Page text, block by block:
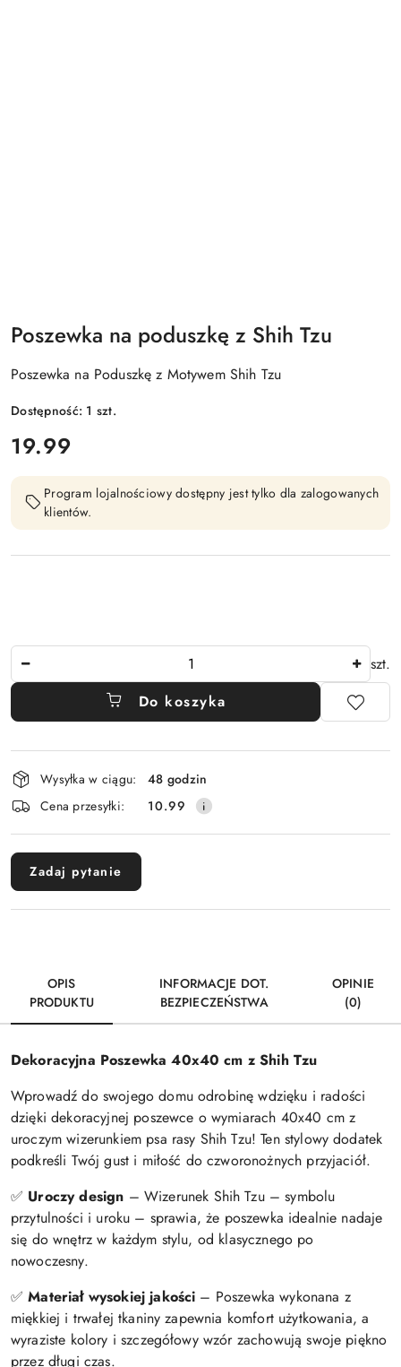
Poszewka na poduszkę z Shih Tzu
Poszewka na Poduszkę z Motywem Shih Tzu
Dostępność: 1 szt.
cena:
19.99
Program lojalnościowy dostępny jest tylko dla zalogowanych
klientów.
szt.
Do koszyka
Dostępność
i
dostawa
Wysyłka w ciągu:
48 godzin
Cena przesyłki:
10.99
Zadaj pytanie
OPIS
PRODUKTU
INFORMACJE DOT.
BEZPIECZEŃSTWA
OPINIE
(0)
Dekoracyjna Poszewka 40x40 cm z Shih Tzu
Wprowadź do swojego domu odrobinę wdzięku i radości
dzięki dekoracyjnej poszewce o wymiarach 40x40 cm z
uroczym wizerunkiem psa rasy Shih Tzu! Ten stylowy dodatek
podkreśli Twój gust i miłość do czworonożnych przyjaciół.
✅ Uroczy design – Wizerunek Shih Tzu – symbolu
przytulności i uroku – sprawia, że poszewka idealnie nadaje
się do wnętrz w każdym stylu, od klasycznego po
nowoczesny.
✅Materiał wysokiej jakości – Poszewka wykonana z
miękkiej i trwałej tkaniny zapewnia komfort użytkowania, a
wyraziste kolory i szczegółowy wzór zachowują swoje piękno
przez długi czas.